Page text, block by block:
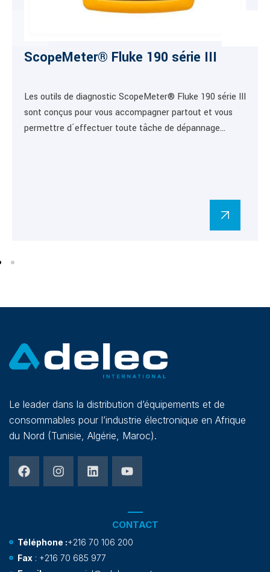
ScopeMeter® Fluke 190 série III
Les outils de diagnostic ScopeMeter® Fluke 190 série III
sont conçus pour vous accompagner partout et vous
permettre d´effectuer toute tâche de dépannage…
Le leader dans la distribution d’équipements et de
consommables pour l’industrie électronique en Afrique
du Nord (Tunisie, Algérie, Maroc).
CONTACT
Téléphone :+216 70 106 200
Fax : +216 70 685 977